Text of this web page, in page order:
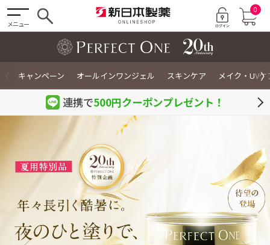
メニュー
0
キャンペーン オールインワンジェル スキンケア メイク・UVケ
〉
連携で500円クーポンプレゼント！